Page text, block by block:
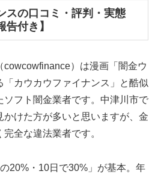
スの口コミ・評判・実態
告付き】
cowcowfinance）は漫画「闇金ウ
「カウカウファイナンス」と酷似
ソフト闇金業者です。中津川市で
かけた方が多いと思いますが、金
全な違法業者です。
20%・10日で30%」が基本。年